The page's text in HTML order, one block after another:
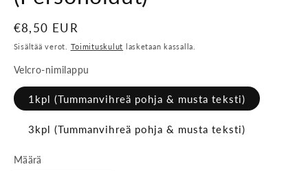
Normaalihinta
€8,50 EUR
Sisältää verot. Toimituskulut lasketaan kassalla.
Velcro-nimilappu
1kpl (Tummanvihreä pohja & musta teksti)
3kpl (Tummanvihreä pohja & musta teksti)
Määrä